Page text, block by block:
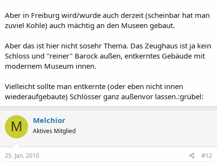
Aber in Freiburg wird/wurde auch derzeit (scheinbar hat man
zuviel Kohle) auch mächtig an den Museen gebaut.
Aber das ist hier nicht sosehr Thema. Das Zeughaus ist ja kein
Schloss und "reiner" Barock außen, entkerntes Gebäude mit
modernem Museum innen.
Vielleicht sollte man entkernte (oder eben nicht innen
wiederaufgebaute) Schlösser ganz außenvor lassen.:grübel:
M Melchior
Aktives Mitglied
25. Jan. 2010 #12